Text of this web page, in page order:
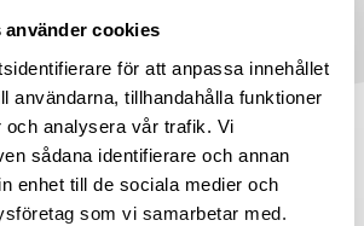
använder cookies
för att anpassa innehållet
användarna, tillhandahålla funktioner
och analysera vår trafik. Vi
sådana identifierare och annan
enhet till de sociala medier och
som vi samarbetar med.